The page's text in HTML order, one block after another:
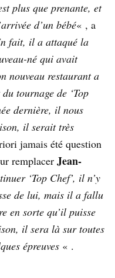
plus que prenante, et
d’un bébé« , a
fait, il a attaqué la
né qui avait
nouveau restaurant a
tournage de ‘Top
dernière, il nous
il serait très
jamais été question
remplacer Jean-
‘Top Chef’, il n’y
de lui, mais il a fallu
en sorte qu’il puisse
il sera là sur toutes
épreuves « .